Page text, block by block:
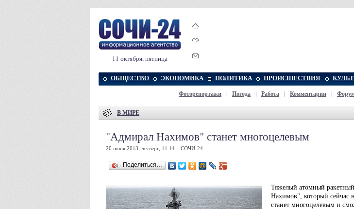
11 октября, пятница
ОБЩЕСТВО ЭКОНОМИКА ПОЛИТИКА ПРОИСШЕСТВИЯ
Фоторепортажи Погода Работа Комментарии
В МИРЕ
"Адмирал Нахимов" станет многоцелевым
20 июня 2013, четверг, 11:14 – СОЧИ-24
Поделиться…
Тяжелый атомный
Нахимов", который сейчас
станет многоцелевым и